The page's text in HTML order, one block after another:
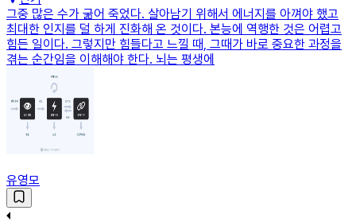
그중 많은 수가 굶어 죽었다. 살아남기 위해서 에너지를 아껴야 했고
최대한 인지를 덜 하게 진화해 온 것이다. 본능에 역행한 것은 어렵고
힘든 일이다. 그렇지만 힘들다고 느낄 때, 그때가 바로 중요한 과정을
겪는 순간임을 이해해야 한다. 뇌는 평생에
유영모